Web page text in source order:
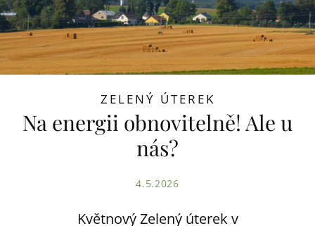
ZELENÝ ÚTEREK
Na energii obnovitelně! Ale u
nás?
4.5.2026
Květnový Zelený úterek v